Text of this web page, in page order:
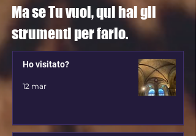
Ma se Tu vuoi, qui hai gli
strumenti per farlo.
Ho visitato?
12 mar